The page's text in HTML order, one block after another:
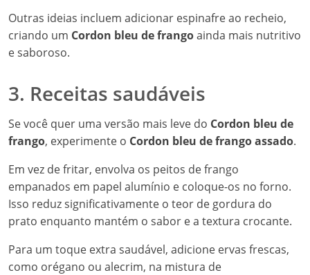
Outras ideias incluem adicionar espinafre ao recheio,
criando um Cordon bleu de frangoainda mais nutritivo
e saboroso.
3. Receitas saudáveis
Se você quer uma versão mais leve do Cordon bleu de
frango, experimente o Cordon bleu de frango assado.
Em vez de fritar, envolva os peitos de frango
empanados em papel alumínio e coloque-os no forno.
Isso reduz significativamente o teor de gordura do
prato enquanto mantém o sabor e a textura crocante.
Para um toque extra saudável, adicione ervas frescas,
como orégano ou alecrim, na mistura de